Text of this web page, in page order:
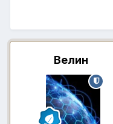
Велин